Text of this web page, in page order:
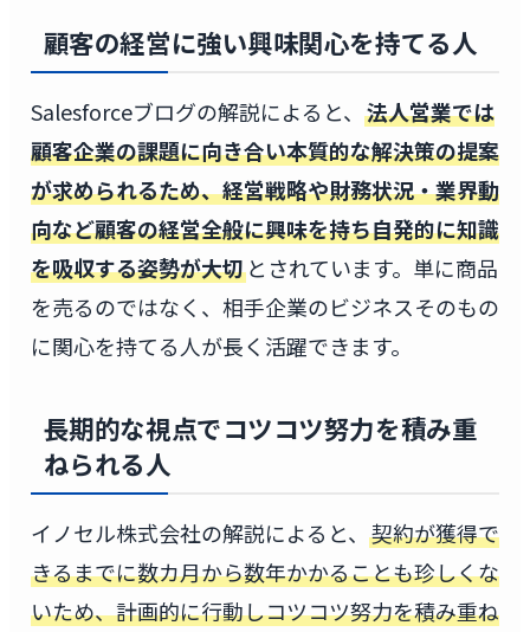
顧客の経営に強い興味関心を持てる人
Salesforceブログの解説によると、 法人営業では
顧客企業の課題に向き合い本質的な解決策の提案
が求められるため、経営戦略や財務状況・業界動
向など顧客の経営全般に興味を持ち自発的に知識
を吸収する姿勢が大切とされています。単に商品
を売るのではなく、相手企業のビジネスそのもの
に関心を持てる人が長く活躍できます。
長期的な視点でコツコツ努力を積み重
ねられる人
イノセル株式会社の解説によると、 契約が獲得で
きるまでに数カ月から数年かかることも珍しくな
いため、計画的に行動しコツコツ努力を積み重ね